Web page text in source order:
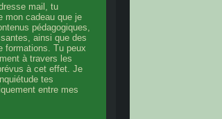
mail, tu
mon cadeau que je
pédagogiques,
ainsi que des
formations. Tu peux
à travers les
à cet effet. Je
tes
entre mes